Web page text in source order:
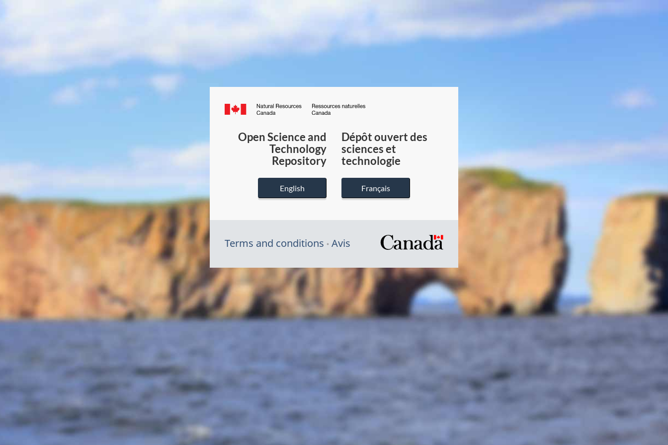
Canada.ca
du
Canada
Open Science and
Technology
Repository
English
Dépôt ouvert des
sciences et
technologie
Français
Terms and conditions Avis
/
du
gouvernement
du